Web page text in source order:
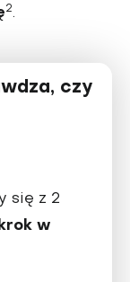
2.
czy
się z 2
w